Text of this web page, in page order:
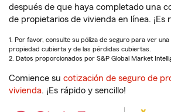
después de que haya completado una
de propietarios de vivienda en línea. ¡Es
1. Por favor, consulte su póliza de seguro para ver
propiedad cubierta y de las pérdidas cubiertas.
2. Datos proporcionados por S&P Global Market
Comience su cotización de seguro de
vivienda. ¡Es rápido y sencillo!